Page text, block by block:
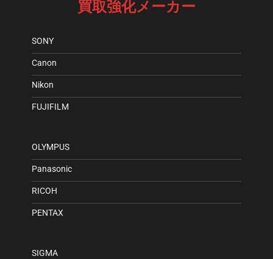
買取強化メーカー
SONY
Canon
Nikon
FUJIFILM
OLYMPUS
Panasonic
RICOH
PENTAX
SIGMA